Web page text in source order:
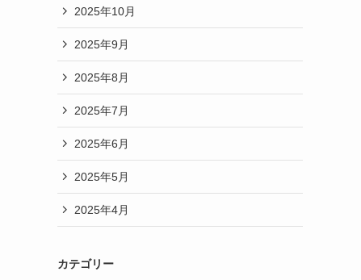
2025年10月
2025年9月
2025年8月
2025年7月
2025年6月
2025年5月
2025年4月
カテゴリー